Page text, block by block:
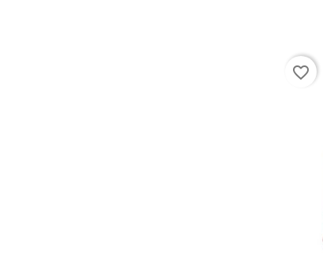
favorite_border